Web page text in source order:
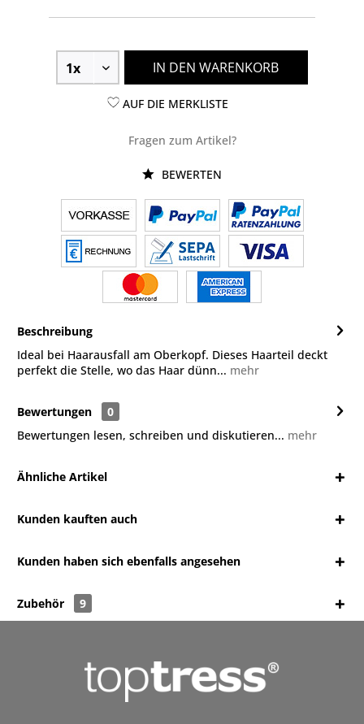
IN DEN WARENKORB
AUF DIE MERKLISTE
Fragen zum Artikel?
BEWERTEN
Beschreibung
Ideal bei Haarausfall am Oberkopf. Dieses Haarteil deckt
perfekt die Stelle, wo das Haar dünn... mehr
Bewertungen
0
Bewertungen lesen, schreiben und diskutieren... mehr
Ähnliche Artikel
Kunden kauften auch
Kunden haben sich ebenfalls angesehen
Zubehör 9